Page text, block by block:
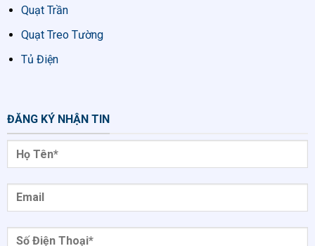
Quạt Trần
Quạt Treo Tường
Tủ Điện
ĐĂNG KÝ NHẬN TIN